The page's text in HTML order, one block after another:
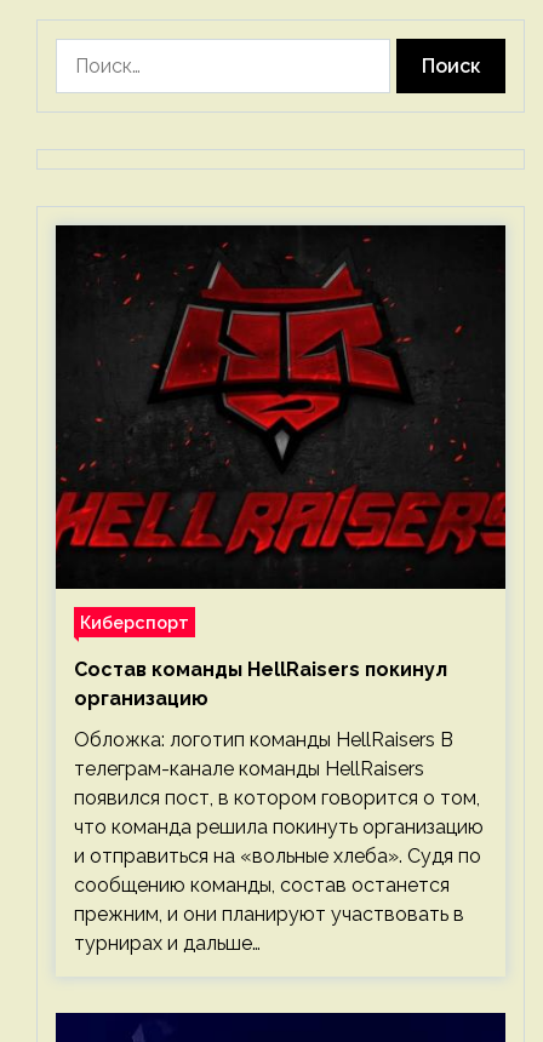
Киберспорт
Состав команды HellRaisers покинул
организацию
Обложка: логотип команды HellRaisers В
телеграм-канале команды HellRaisers
появился пост, в котором говорится о том,
что команда решила покинуть организацию
и отправиться на «вольные хлеба». Судя по
сообщению команды, состав останется
прежним, и они планируют участвовать в
турнирах и дальше…